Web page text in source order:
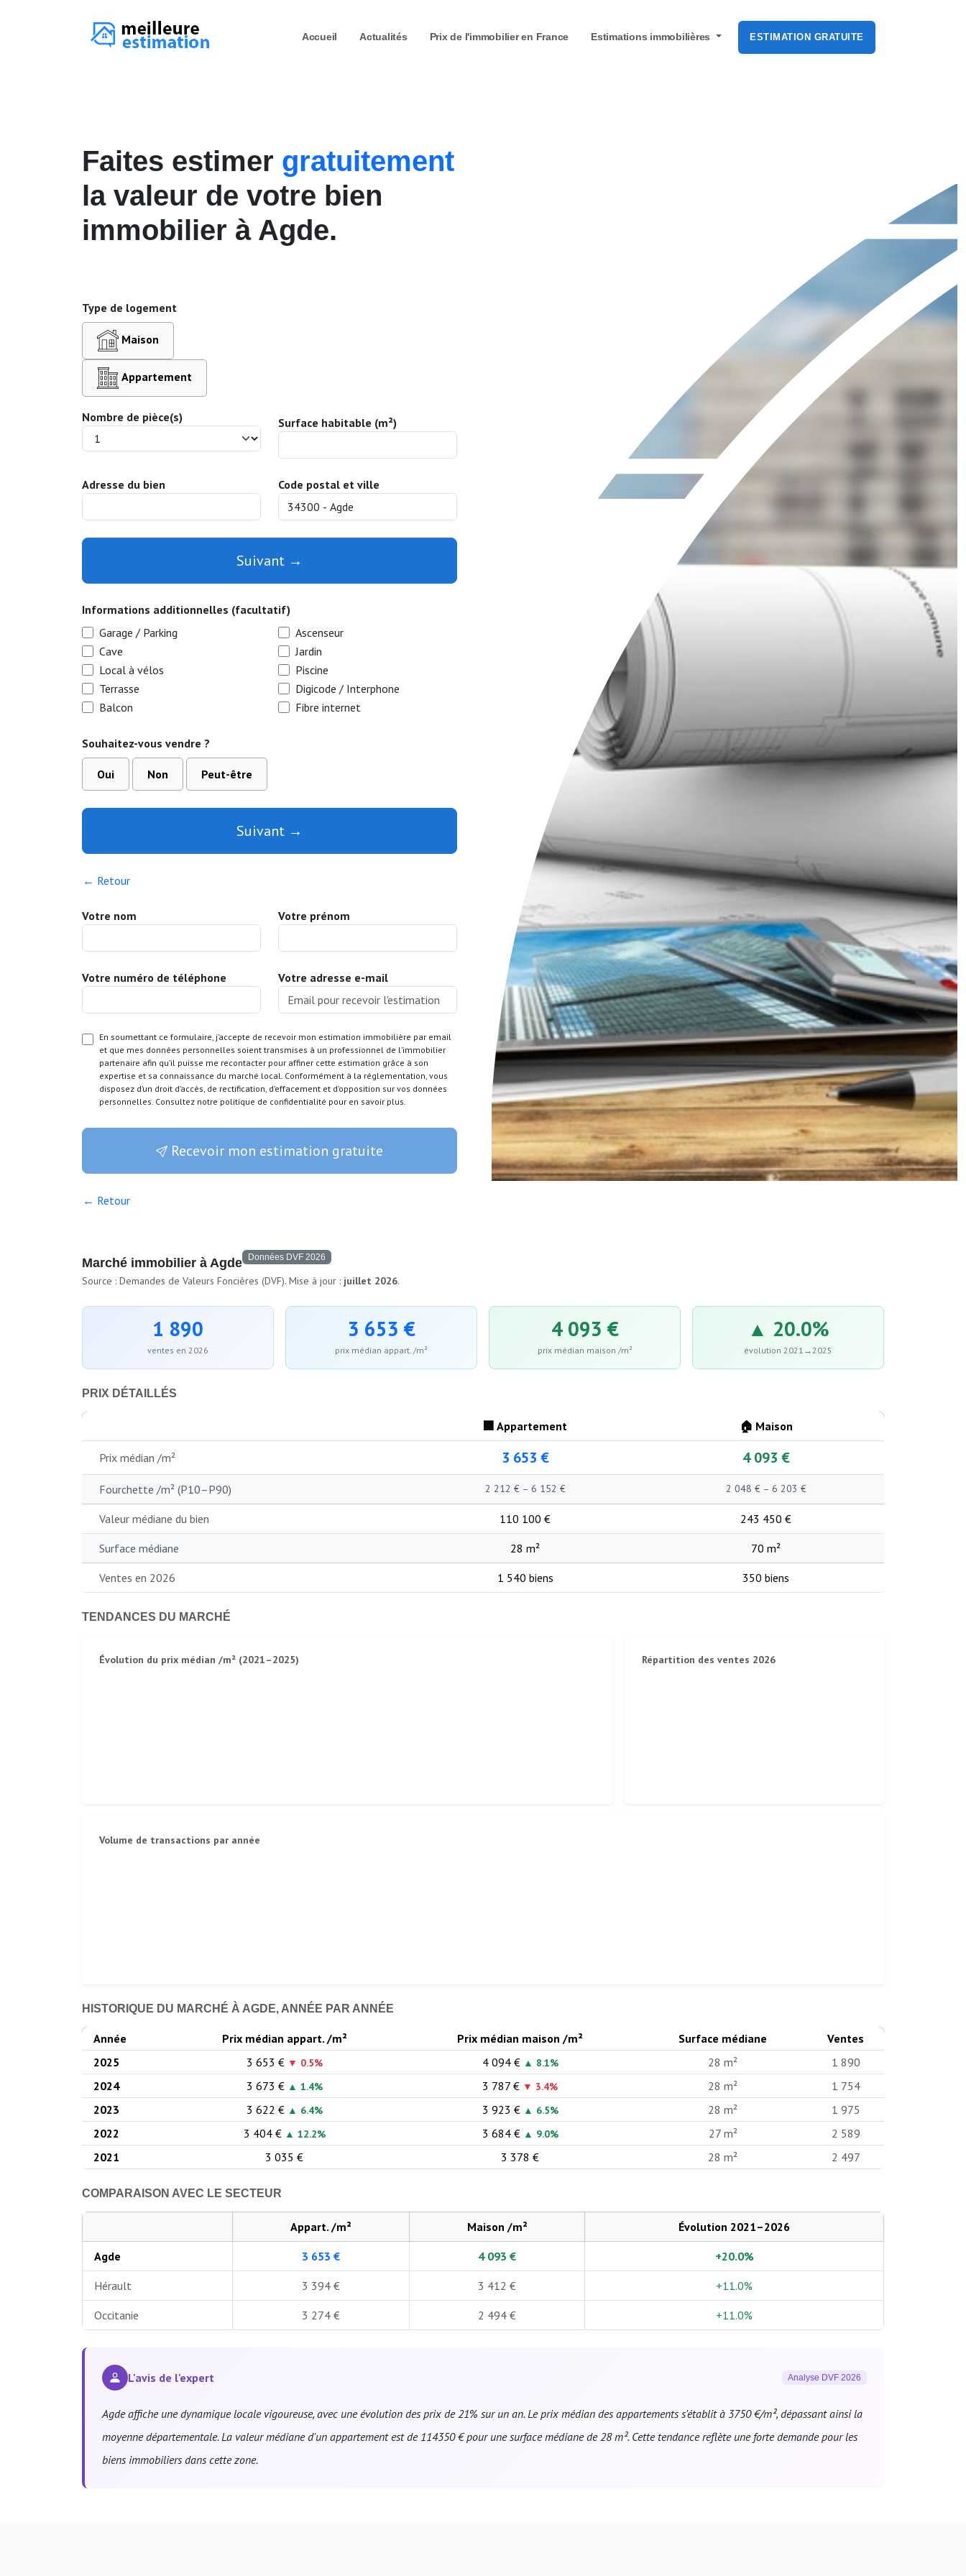
Accueil Actualités Prix de l'immobilieren France Estimations immobilières ESTIMATION GRATUITE
Faites estimer gratuitement
la valeur de votre bien
immobilier à Agde.
Type de logement
Maison
Appartement
Nombre de pièce(s) Surface habitable (m²)
Adresse du bien Code postal et ville
Suivant →
Informations additionnelles (facultatif)
Garage / Parking
Cave
Local à vélos
Terrasse
Balcon
Ascenseur
Jardin
Piscine
Digicode / Interphone
Fibre internet
Souhaitez-vous vendre ?
Oui Non Peut-être
Suivant →
← Retour
Votre nom Votre prénom
Votre numéro de téléphone Votre adresse e-mail
En soumettant ce formulaire, j’accepte de recevoir mon estimation immobilière par email
et que mes données personnelles soient transmises à un professionnel de l’immobilier
partenaire afin qu’il puisse me recontacter pour affiner cette estimation grâce à son
expertise et sa connaissance du marché local. Conformément à la réglementation, vous
disposez d’un droit d’accès, de rectification, d’effacement et d’opposition sur vos données
personnelles. Consultez notre politique de confidentialité pour en savoir plus.
Recevoir mon estimation gratuite
← Retour
Marché immobilier à Agde Données DVF 2026
Source : Demandes de Valeurs Foncières (DVF). Mise à jour : juillet 2026.
1 890
ventes en 2026
3 653 €
prix médian appart. /m²
4 093 €
prix médian maison /m²
▲ 20.0%
évolution 2021→2025
PRIX DÉTAILLÉS
🏢 Appartement 🏠 Maison
Prix médian /m² 3 653 € 4 093 €
Fourchette /m² (P10–P90) 2 212 € – 6 152 € 2 048 € – 6 203 €
Valeur médiane du bien 110 100 € 243 450 €
Surface médiane 28 m² 70 m²
Ventes en 2026 1 540 biens 350 biens
TENDANCES DU MARCHÉ
Évolution du prix médian /m² (2021–2025) Répartition des ventes 2026
Volume de transactions par année
HISTORIQUE DU MARCHÉ À AGDE, ANNÉE PAR ANNÉE
Année Prix médian appart. /m² Prix médian maison /m² Surface médiane
Ventes
2025
3 653 € ▼ 0.5% 4 094 € ▲ 8.1% 28 m²
1 890
2024
3 673 € ▲ 1.4% 3 787 € ▼ 3.4% 28 m²
1 754
2023
3 622 € ▲ 6.4% 3 923 € ▲ 6.5% 28 m²
1 975
2022
3 404 € ▲ 12.2% 3 684 € ▲ 9.0% 27 m²
2 589
2021
3 035 € 3 378 € 28 m² 2 497
COMPARAISON AVEC LE SECTEUR
Appart. /m² Maison /m² Évolution 2021–2026
Agde 3 653 € 4 093 € +20.0%
Hérault 3 394 € 3 412 € +11.0%
Occitanie 3 274 € 2 494 € +11.0%
L'avis de l'expert Analyse DVF 2026
Agde affiche une dynamique locale vigoureuse, avec une évolution des prix de 21% sur un an. Le prix médian des appartements s'établit à 3750 €/m², dépassant ainsi la
moyenne départementale. La valeur médiane d'un appartement est de 114350 € pour une surface médiane de 28 m². Cette tendance reflète une forte demande pour les
biens immobiliers dans cette zone.